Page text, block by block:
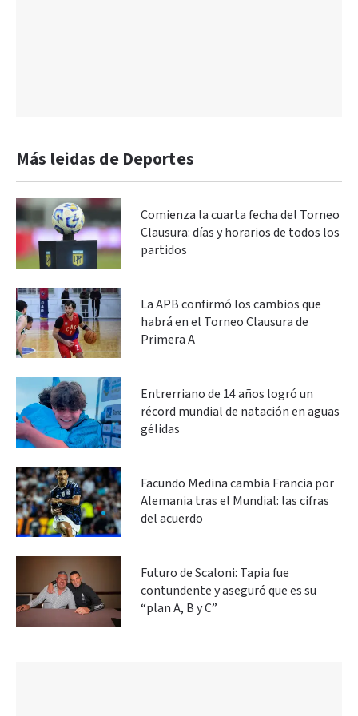
Más leidas de Deportes
Comienza la cuarta fecha del Torneo
Clausura: días y horarios de todos los
partidos
La APB confirmó los cambios que
habrá en el Torneo Clausura de
Primera A
Entrerriano de 14 años logró un
récord mundial de natación en aguas
gélidas
Facundo Medina cambia Francia por
Alemania tras el Mundial: las cifras
del acuerdo
Futuro de Scaloni: Tapia fue
contundente y aseguró que es su
“plan A, B y C”